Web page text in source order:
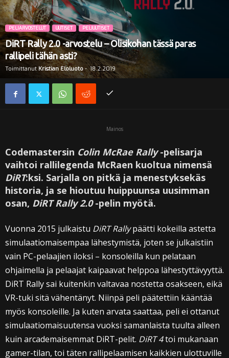
i
PELIARVOSTELUT UUTISET PELIUUTISET
DiRT Rally 2.0 -arvostelu – Olisikohan tässä paras
rallipeli tähän asti?
Toimittanut Kristian Eloluoto - 18.2.2019
Mainos
Codemastersin Colin McRae Rally-pelisarja
vaihtoi rallilegenda McRaen kuoltua nimensä
DiRT:ksi. Sarjalla on pitkä ja menestyksekäs
historia, ja se hioutuu huippuunsa uusimman
osan, DiRT Rally 2.0-pelin myötä.
Vuonna 2015 julkaistu DiRT Rallypäätti kokeilla astetta
simulaatiomaisempaa lähestymistä, joten se julkaistiin
vain PC-pelaajien iloksi – konsoleilla kun pelataan
ohjaimella ja pelaajat kaipaavat helppoa lähestyttävyyttä.
DiRT Rally sai kuitenkin valtavaa nostetta osakseen, eikä
VR-tuki sitä vähentänyt. Niinpä peli päätettiin kääntää
myös konsoleille. Ja kuten arvata saattaa, peli ei ottanut
simulaatiomaisuutensa vuoksi samanlaista tuulta alleen
kuin arcademaisemmat DiRT-pelit. DiRT 4toi mukanaan
gamer-tilan, toi täten rallipelaamisen kaikkien ulottuville